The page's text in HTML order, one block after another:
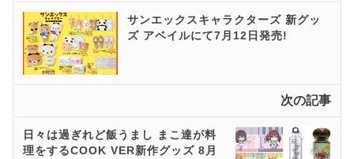
サンエックスキャラクターズ 新グッ
ズ アベイルにて7月12日発売!
次の記事
日々は過ぎれど飯うまし まこ達が料
理をするCOOK VER新作グッズ 8月